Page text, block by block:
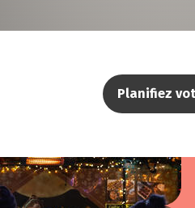
Planifiez